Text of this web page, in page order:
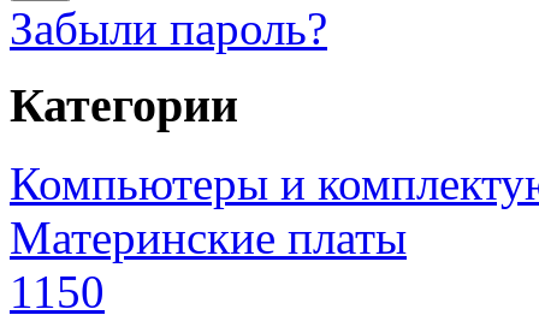
Забыли пароль?
Категории
Компьютеры и
Материнские платы
1150